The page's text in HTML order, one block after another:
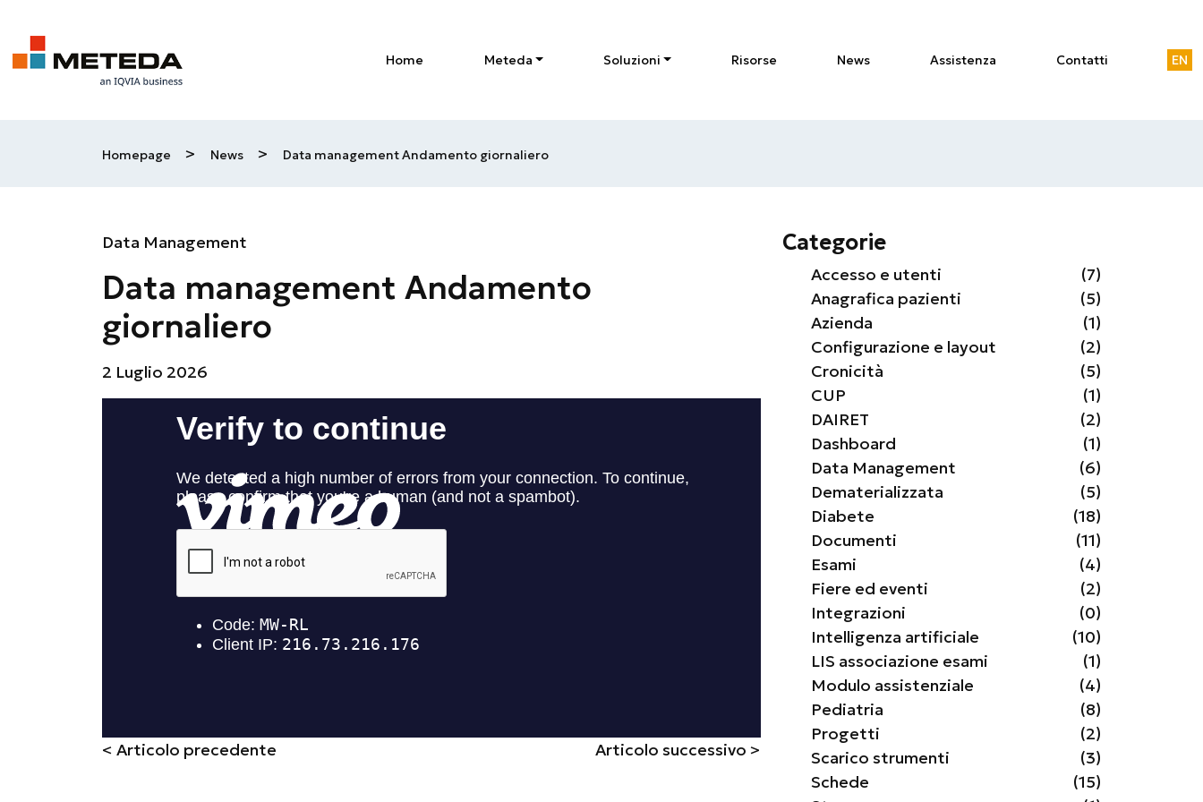
Skip to main content
Home Meteda Soluzioni Risorse News Assistenza Contatti EN
Homepage > News > Data management Andamento giornaliero
Data Management
Data management Andamento
giornaliero
2 Luglio 2026
< Articolo precedente Articolo successivo >
Categorie
Accesso e utenti
(7)
Anagrafica pazienti
(5)
Azienda
(1)
Configurazione e layout
(2)
Cronicità
(5)
CUP
(1)
DAIRET
(2)
Dashboard
(1)
Data Management
(6)
Dematerializzata
(5)
Diabete
(18)
Documenti
(11)
Esami
(4)
Fiere ed eventi
(2)
Integrazioni
(0)
Intelligenza artificiale
(10)
LIS associazione esami
(1)
Modulo assistenziale
(4)
Pediatria
(8)
Progetti
(2)
Scarico strumenti
(3)
Schede
(15)